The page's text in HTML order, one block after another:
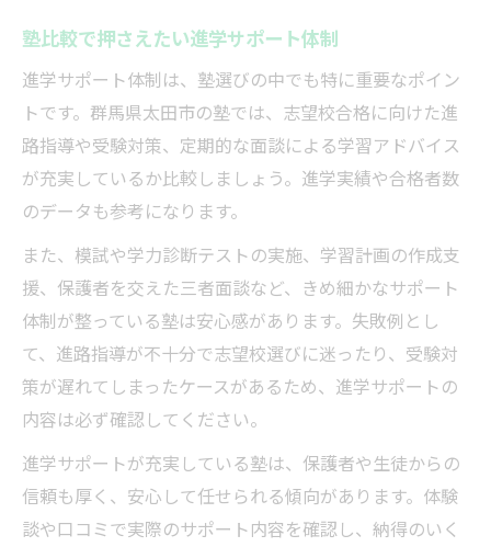
塾比較で押さえたい進学サポート体制
進学サポート体制は、塾選びの中でも特に重要なポイン
トです。群馬県太田市の塾では、志望校合格に向けた進
路指導や受験対策、定期的な面談による学習アドバイス
が充実しているか比較しましょう。進学実績や合格者数
のデータも参考になります。
また、模試や学力診断テストの実施、学習計画の作成支
援、保護者を交えた三者面談など、きめ細かなサポート
体制が整っている塾は安心感があります。失敗例とし
て、進路指導が不十分で志望校選びに迷ったり、受験対
策が遅れてしまったケースがあるため、進学サポートの
内容は必ず確認してください。
進学サポートが充実している塾は、保護者や生徒からの
信頼も厚く、安心して任せられる傾向があります。体験
談や口コミで実際のサポート内容を確認し、納得のいく